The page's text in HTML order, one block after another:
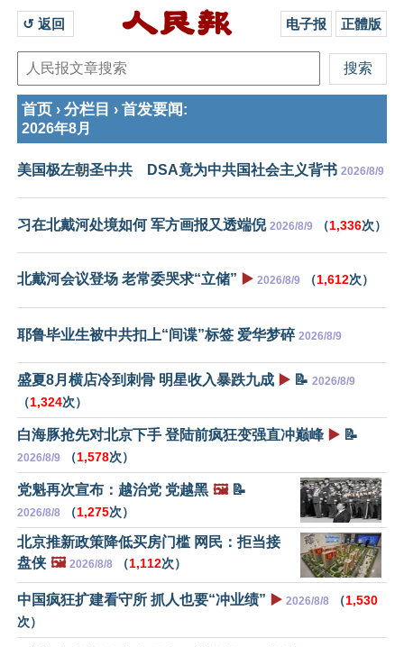
↺ 返回 电子报 正體版
首页 › 分栏目 › 首发要闻:
2026年8月
美国极左朝圣中共 DSA竟为中共国社会主义背书 2026/8/9
习在北戴河处境如何 军方画报又透端倪 2026/8/9 （1,336次）
北戴河会议登场 老常委哭求“立储” ▶️ 2026/8/9 （1,612次）
耶鲁毕业生被中共扣上“间谍”标签 爱华梦碎 2026/8/9
盛夏8月横店冷到刺骨 明星收入暴跌九成 ▶️ 📝 2026/8/9
（1,324次）
白海豚抢先对北京下手 登陆前疯狂变强直冲巅峰 ▶️ 📝
2026/8/9 （1,578次）
党魁再次宣布：越治党 党越黑 🖼️📝
2026/8/8 （1,275次）
北京推新政策降低买房门槛 网民：拒当接
盘侠 🖼️ 2026/8/8 （1,112次）
中国疯狂扩建看守所 抓人也要“冲业绩” ▶️ 2026/8/8 （1,530
次）